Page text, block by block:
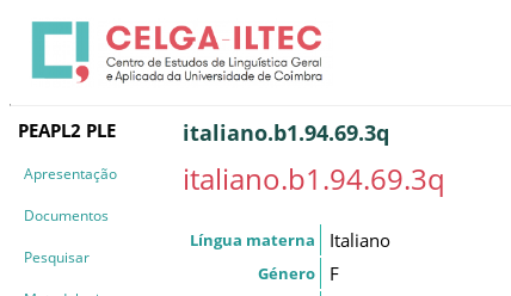
PEAPL2 PLE
Apresentação
Documentos
Pesquisar
italiano.b1.94.69.3q
italiano.b1.94.69.3q
Língua materna Italiano
Género F